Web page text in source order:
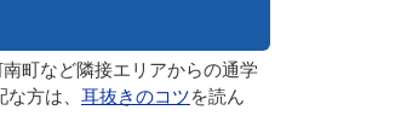
町など隣接エリアからの通学
方は、 耳抜きのコツを読ん